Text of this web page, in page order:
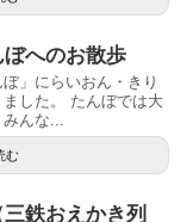
ぼへのお散歩
」にらいおん・きり
した。 たんぼでは大
みんな...
む
鉄おえかき列